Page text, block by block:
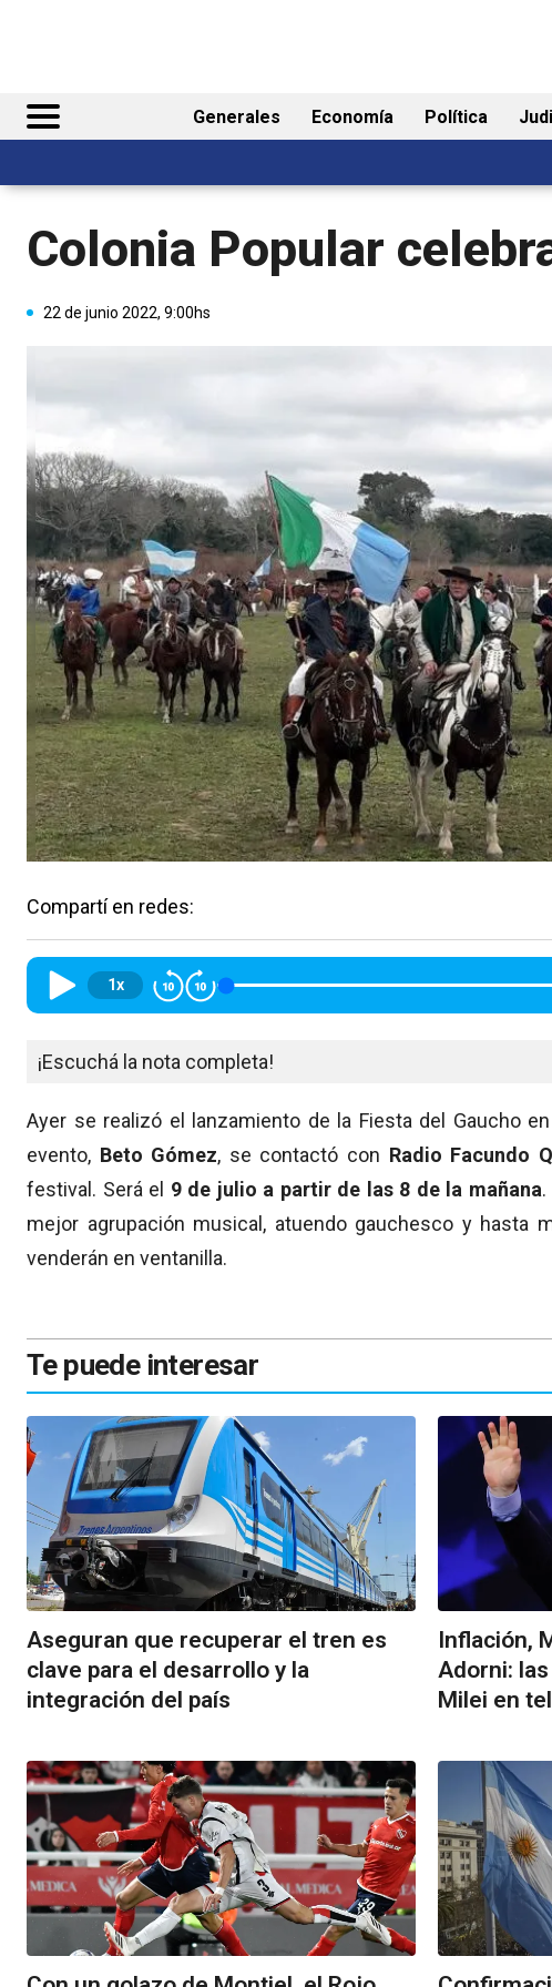
Generales Economía Política
Colonia Popular
22 de junio 2022, 9:00hs
Compartí en redes:
1x
¡Escuchá la nota completa!
Ayer se realizó el lanzamiento de la Fiesta del Gaucho
evento, Beto Gómez, se contactó con Radio Facundo
festival. Será el 9 de julio a partir de las 8 de la mañana.
mejor agrupación musical, atuendo gauchesco y hasta
venderán en ventanilla.
Te puede interesar
Aseguran que recuperar el tren es
clave para el desarrollo y la
integración del país
Inflación,
Adorni:
Milei en